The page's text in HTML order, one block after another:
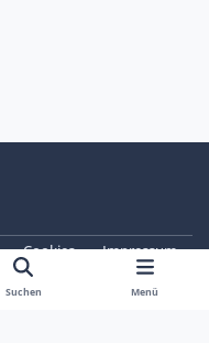
Cookies
Impressum
by Invision Community
Suchen Menü